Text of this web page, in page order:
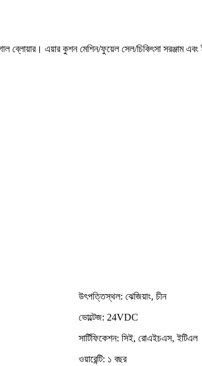
ব্লোয়ার। এয়ার কুশন মেশিন/ফুয়েল সেল/চিকিৎসা সরঞ্জাম
উৎপত্তিস্থল: ঝেজিয়াং, চীন
ভোল্টেজ: 24VDC
সার্টিফিকেশন: সিই, রোএইচএস, ইটিএল
ওয়ারেন্টি: ১ বছর